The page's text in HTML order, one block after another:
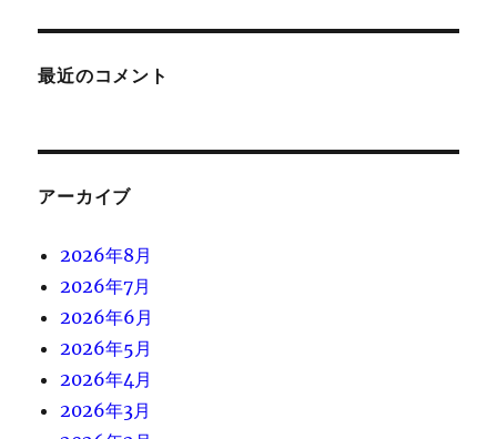
最近のコメント
アーカイブ
2026年8月
2026年7月
2026年6月
2026年5月
2026年4月
2026年3月